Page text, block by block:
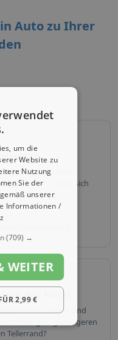
Marken bieten
an. Lohnt sich
in Deutschland
den Markt
bieten zunehmend
zu günstigeren
Tellerrand?
Auto zu Ihrer
um die
Website zu
Nutzung
Sie der
unserer
Informationen /
(709) →
WEITER
2,99 €